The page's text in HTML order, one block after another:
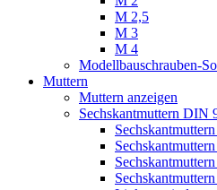
M 2,5
M 3
M 4
Modellbauschrauben-
Muttern
Muttern anzeigen
Sechskantmuttern DIN